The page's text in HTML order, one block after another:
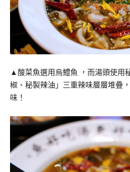
▲酸菜魚選用烏鱧魚 ，而湯頭使用
椒、秘製辣油」三重辣味層層堆疊
味！